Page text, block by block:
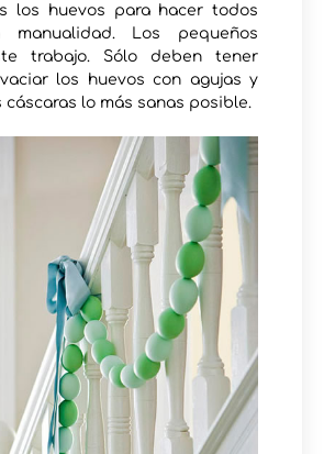
los huevos para hacer todos
manualidad. Los pequeños
trabajo. Sólo deben tener
los huevos con agujas y
cáscaras lo más sanas posible.